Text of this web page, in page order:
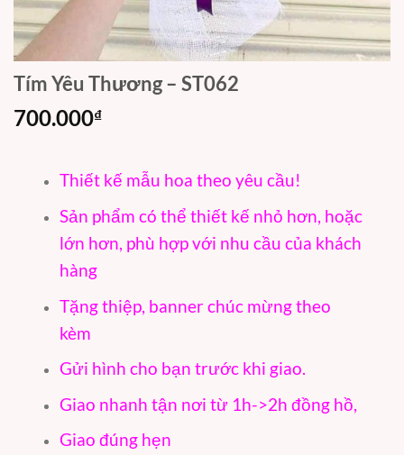
Tím Yêu Thương – ST062
700.000₫
Thiết kế mẫu hoa theo yêu cầu!
Sản phẩm có thể thiết kế nhỏ hơn, hoặc
lớn hơn, phù hợp với nhu cầu của khách
hàng
Tặng thiệp, banner chúc mừng theo
kèm
Gửi hình cho bạn trước khi giao.
Giao nhanh tận nơi từ 1h->2h đồng hồ,
Giao đúng hẹn